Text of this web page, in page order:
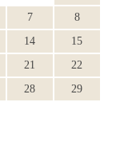
7
8
14
15
21
22
28
29